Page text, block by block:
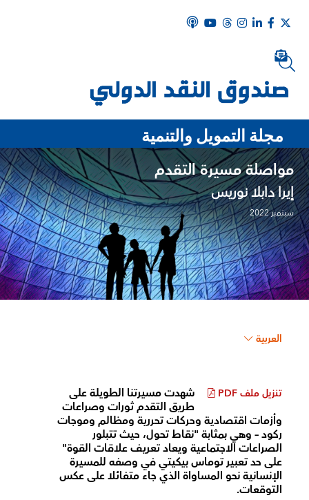
مجلة التمويل والتنمية
مواصلة مسيرة التقدم
إيرا دابلا نوريس
سبتمبر 2022
العربية
تنزيل ملف PDF شهدت مسيرتنا الطويلة على
طريق التقدم ثورات وصراعات
وأزمات اقتصادية وحركات تحررية ومظالم وموجات
ركود – وهي بمثابة "نقاط تحول، حيث تتبلور
الصراعات الاجتماعية ويعاد تعريف علاقات القوة"
على حد تعبير توماس بيكيتي في وصفه للمسيرة
الإنسانية نحو المساواة الذي جاء متفائلا على عكس
التوقعات.